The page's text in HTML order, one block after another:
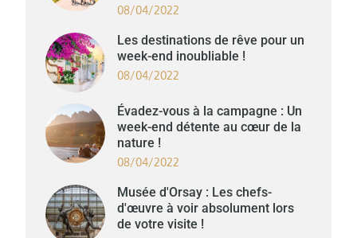
08/04/2022
Les destinations de rêve pour un
week-end inoubliable !
08/04/2022
Évadez-vous à la campagne : Un
week-end détente au cœur de la
nature !
08/04/2022
Musée d'Orsay : Les chefs-
d'œuvre à voir absolument lors
de votre visite !